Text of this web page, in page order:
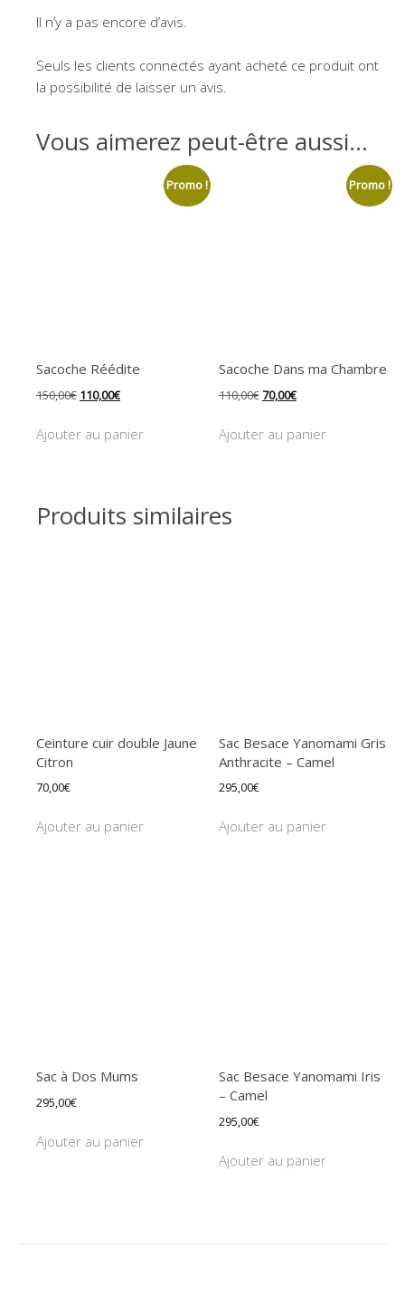
Il n’y a pas encore d’avis.
Seuls les clients connectés ayant acheté ce produit ont
la possibilité de laisser un avis.
Vous aimerez peut-être aussi…
Promo !
Sacoche Réédite
150,00€ Le
initial
110,00€Le
actuel
Ajouter au panier
Promo !
Sacoche Dans ma Chambre
110,00€Le
initial
70,00€Le
actuel
Ajouter au panier
Produits similaires
Ceinture cuir double Jaune
Citron
70,00€
Ajouter au panier
Sac Besace Yanomami Gris
Anthracite – Camel
295,00€
Ajouter au panier
Sac à Dos Mums
295,00€
Ajouter au panier
Sac Besace Yanomami Iris
– Camel
295,00€
Ajouter au panier